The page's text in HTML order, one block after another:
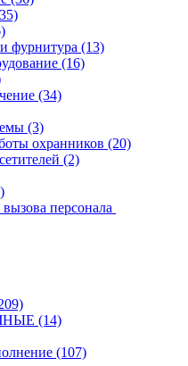
фурнитура (13)
(16)
(34)
(3)
охранников (20)
(2)
персонала
(14)
(107)